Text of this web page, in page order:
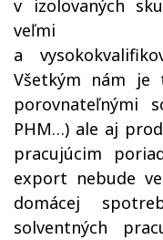
v izolovaných
veľmi
a
Všetkým nám je
porovnateľnými
PHM…) ale aj
pracujúcim
export nebude
domácej
solventných